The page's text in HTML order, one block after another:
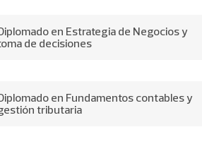
en Estrategia de Negocios y
de decisiones
en Fundamentos contables y
tributaria